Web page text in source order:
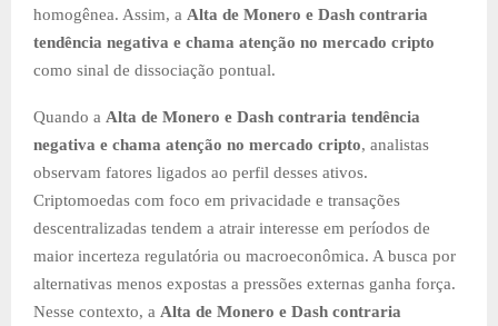
homogênea. Assim, a Alta de Monero e Dash contraria
tendência negativa e chama atenção no mercado cripto
como sinal de dissociação pontual.
Quando a Alta de Monero e Dash contraria tendência
negativa e chama atenção no mercado cripto, analistas
observam fatores ligados ao perfil desses ativos.
Criptomoedas com foco em privacidade e transações
descentralizadas tendem a atrair interesse em períodos de
maior incerteza regulatória ou macroeconômica. A busca por
alternativas menos expostas a pressões externas ganha força.
Nesse contexto, a Alta de Monero e Dash contraria